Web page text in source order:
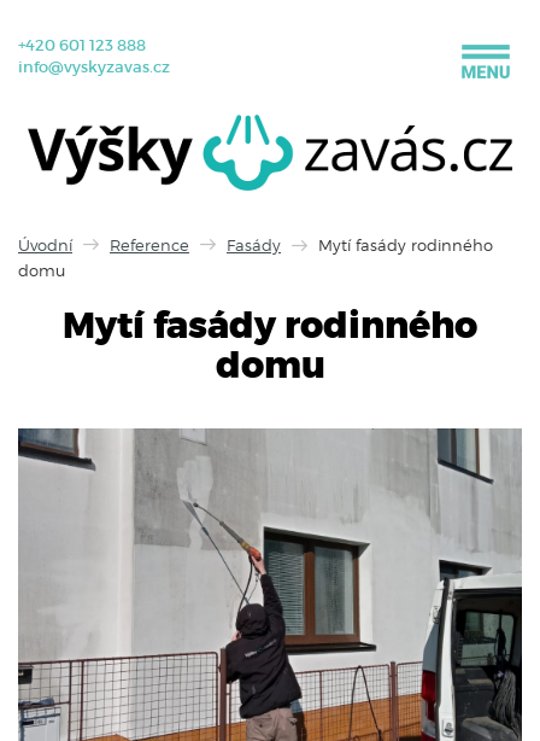
+420 601 123 888
info@vyskyzavas.cz
Úvodní Reference Fasády
Mytí fasády rodinného
domu
Mytí fasády rodinného
domu